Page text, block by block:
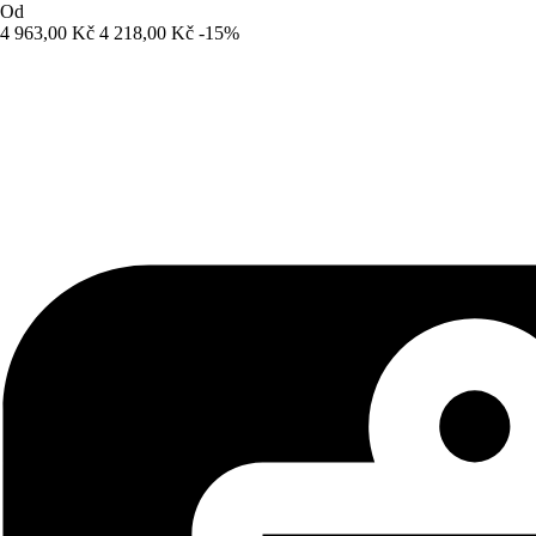
Od
4 963,00 Kč 4 218,00 Kč -15%